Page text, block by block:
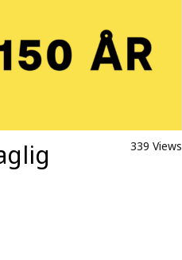
339 Views